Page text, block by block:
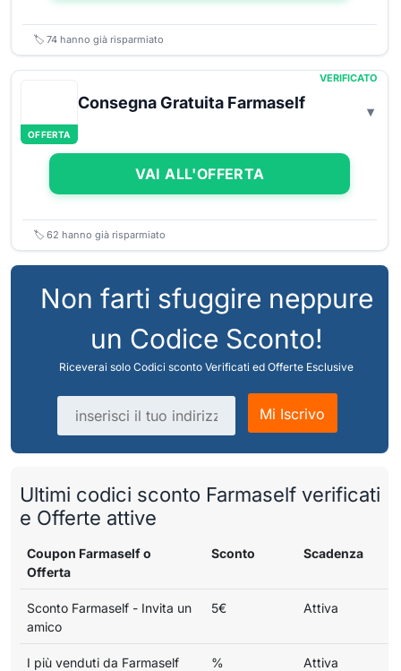
🏷️ 74 hanno già risparmiato
OFFERTA
VERIFICATO
Consegna Gratuita Farmaself
VAI ALL'OFFERTA
🏷️ 62 hanno già risparmiato
Non farti sfuggire neppure
un Codice Sconto!
Riceverai solo Codici sconto Verificati ed Offerte Esclusive
Indirizzo email
Mi Iscrivo
Ultimi codici sconto Farmaself verificati
e Offerte attive
Coupon Farmaself o
Offerta
Sconto Scadenza
Sconto Farmaself - Invita un
amico
5€ Attiva
I più venduti da Farmaself % Attiva